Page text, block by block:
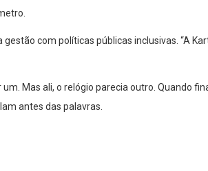
com políticas públicas inclusivas. “A
Mas ali, o relógio parecia outro. Quando
antes das palavras.